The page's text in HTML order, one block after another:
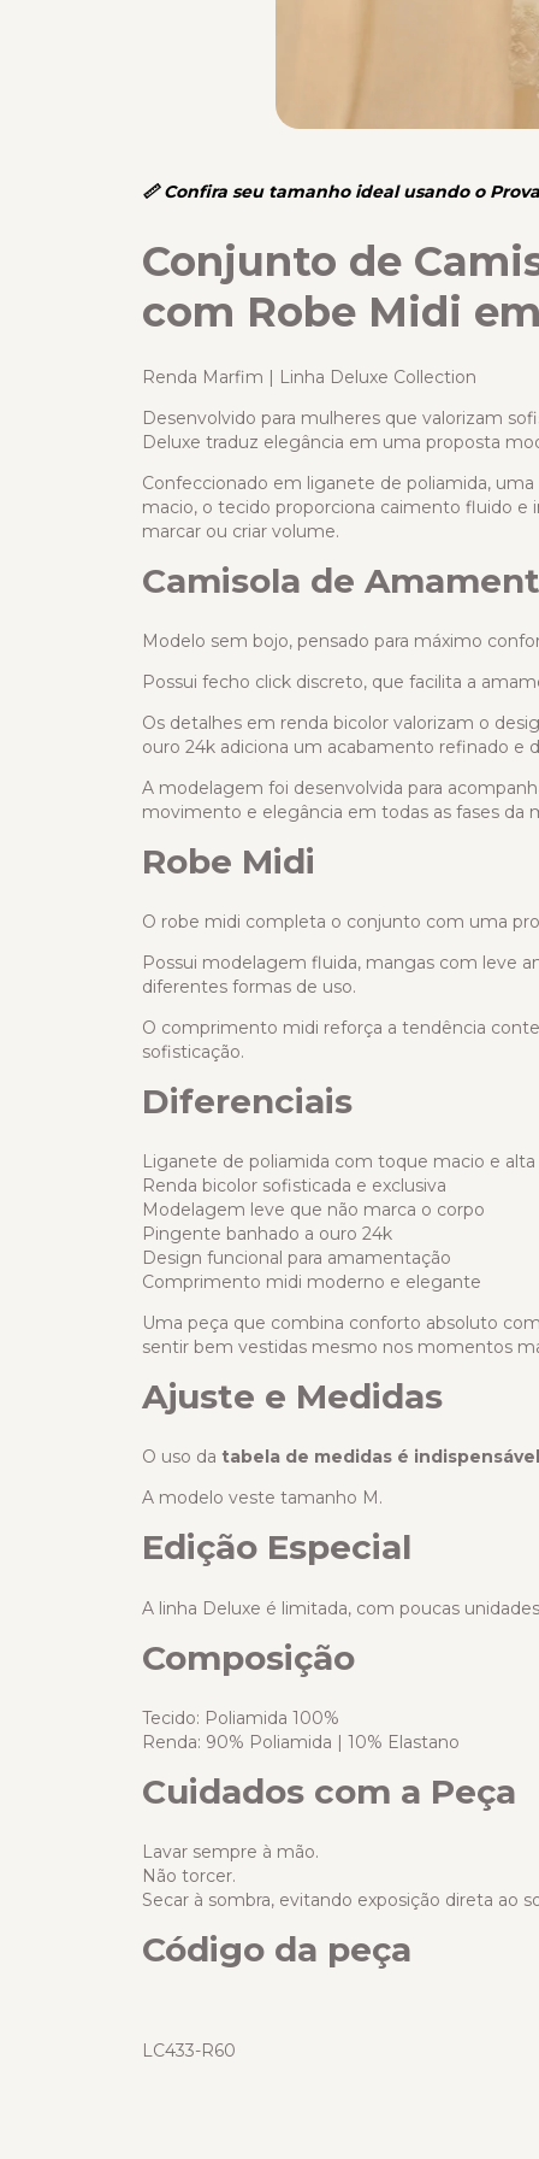
📏 Confira seu tamanho ideal usando o
Conjunto de
com Robe Midi
Renda Marfim | Linha Deluxe Collection
Desenvolvido para mulheres que valorizam
Deluxe traduz elegância em uma proposta
Confeccionado em liganete de poliamida,
macio, o tecido proporciona caimento fluido e
marcar ou criar volume.
Camisola de
Modelo sem bojo, pensado para máximo
Possui fecho click discreto, que facilita a
Os detalhes em renda bicolor valorizam o
ouro 24k adiciona um acabamento refinado e
A modelagem foi desenvolvida para
movimento e elegância em todas as fases da
Robe Midi
O robe midi completa o conjunto com uma
Possui modelagem fluida, mangas com leve
diferentes formas de uso.
O comprimento midi reforça a tendência
sofisticação.
Diferenciais
Liganete de poliamida com toque macio e alta
Renda bicolor sofisticada e exclusiva
Modelagem leve que não marca o corpo
Pingente banhado a ouro 24k
Design funcional para amamentação
Comprimento midi moderno e elegante
Uma peça que combina conforto absoluto
sentir bem vestidas mesmo nos momentos
Ajuste e Medidas
O uso da tabela de medidas é indispensável
A modelo veste tamanho M.
Edição Especial
A linha Deluxe é limitada, com poucas
Composição
Tecido: Poliamida 100%
Renda: 90% Poliamida | 10% Elastano
Cuidados com a Peça
Lavar sempre à mão.
Não torcer.
Secar à sombra, evitando exposição direta ao
Código da peça
LC433-R60